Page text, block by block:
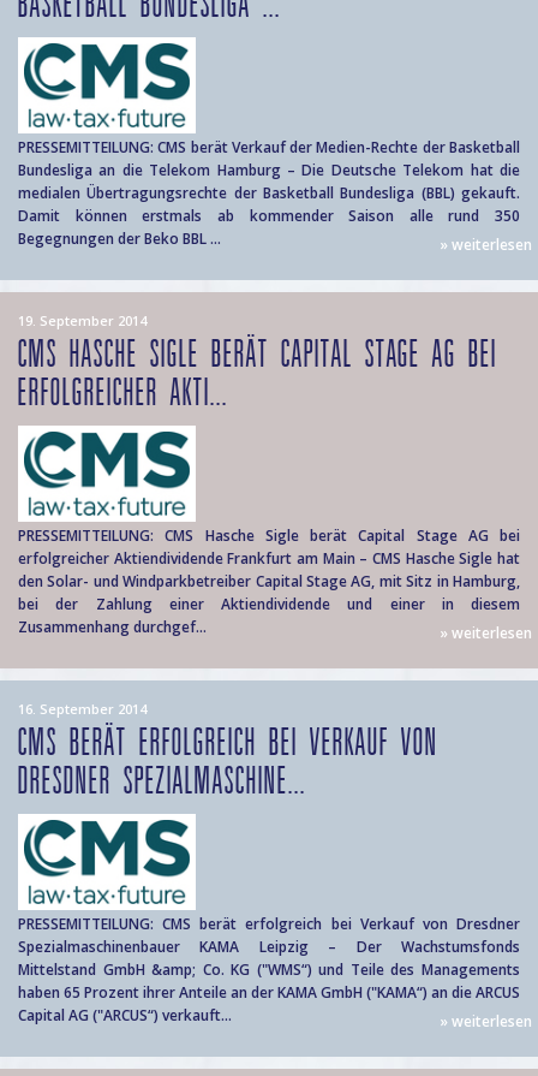
PRESSEMITTEILUNG: CMS berät Verkauf der Medien-Rechte der Basketball
Bundesliga an die Telekom Hamburg – Die Deutsche Telekom hat die
medialen Übertragungsrechte der Basketball Bundesliga (BBL) gekauft.
Damit können erstmals ab kommender Saison alle rund 350
Begegnungen der Beko BBL ...
» weiterlesen
19. September 2014
CMS HASCHE SIGLE BERÄT CAPITAL STAGE AG BEI
ERFOLGREICHER AKTI...
PRESSEMITTEILUNG: CMS Hasche Sigle berät Capital Stage AG bei
erfolgreicher Aktiendividende Frankfurt am Main – CMS Hasche Sigle hat
den Solar- und Windparkbetreiber Capital Stage AG, mit Sitz in Hamburg,
bei der Zahlung einer Aktiendividende und einer in diesem
Zusammenhang durchgef...
» weiterlesen
16. September 2014
CMS BERÄT ERFOLGREICH BEI VERKAUF VON
DRESDNER SPEZIALMASCHINE...
PRESSEMITTEILUNG: CMS berät erfolgreich bei Verkauf von Dresdner
Spezialmaschinenbauer KAMA Leipzig – Der Wachstumsfonds
Mittelstand GmbH &amp; Co. KG ("WMS“) und Teile des Managements
haben 65 Prozent ihrer Anteile an der KAMA GmbH ("KAMA“) an die ARCUS
Capital AG ("ARCUS“) verkauft...
» weiterlesen